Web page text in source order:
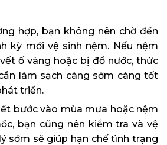
hợp, bạn không nên chờ đến
kỳ mới vệ sinh nệm. Nếu nệm
ố vàng hoặc bị đổ nước, thức
làm sạch càng sớm càng tốt
triển.
bước vào mùa mưa hoặc nệm
bạn cũng nên kiểm tra và vệ
sớm sẽ giúp hạn chế tình trạng